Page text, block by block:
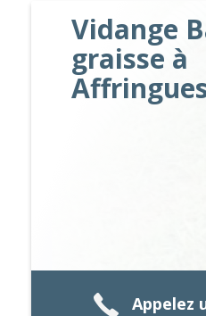
Vidange
graisse à
Appelez